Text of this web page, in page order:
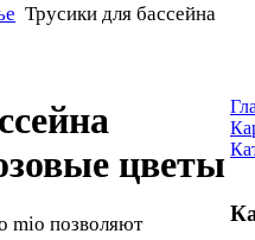
Трусики для бассейна
цветы
mio позволяют